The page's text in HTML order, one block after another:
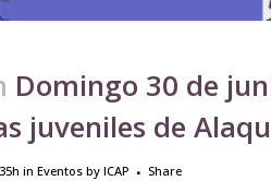
Domingo 30 de
juveniles de
in Eventos by ICAP Share